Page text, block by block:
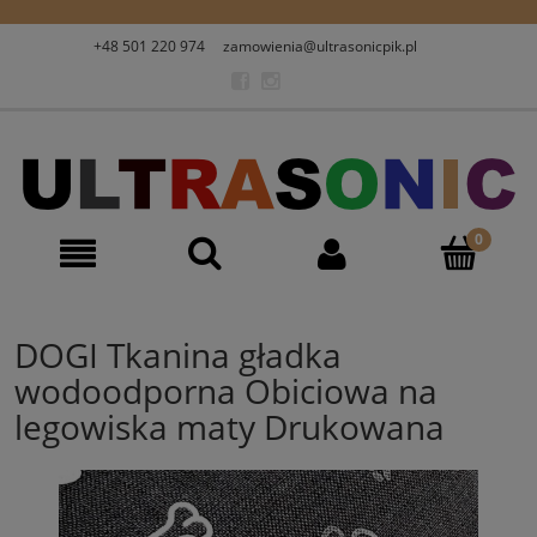
+48 501 220 974 zamowienia@ultrasonicpik.pl
DOGI Tkanina gładka
wodoodporna Obiciowa na
legowiska maty Drukowana